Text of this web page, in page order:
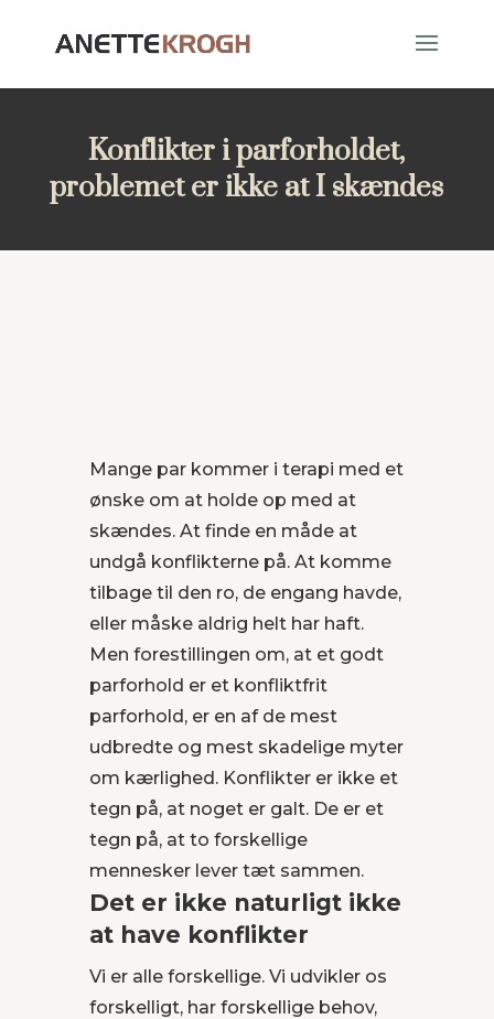
Konflikter i parforholdet,
problemet er ikke at I skændes
Mange par kommer i terapi med et
ønske om at holde op med at
skændes. At finde en måde at
undgå konflikterne på. At komme
tilbage til den ro, de engang havde,
eller måske aldrig helt har haft.
Men forestillingen om, at et godt
parforhold er et konfliktfrit
parforhold, er en af de mest
udbredte og mest skadelige myter
om kærlighed. Konflikter er ikke et
tegn på, at noget er galt. De er et
tegn på, at to forskellige
mennesker lever tæt sammen.
Det er ikke naturligt ikke
at have konflikter
Vi er alle forskellige. Vi udvikler os
forskelligt, har forskellige behov,